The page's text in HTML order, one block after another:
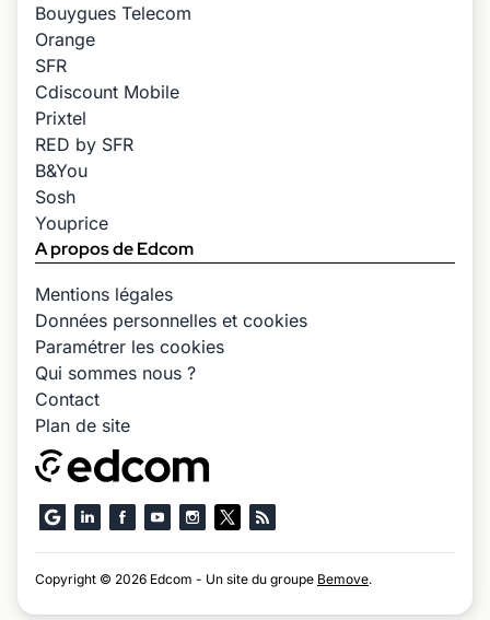
Bouygues Telecom
Orange
SFR
Cdiscount Mobile
Prixtel
RED by SFR
B&You
Sosh
Youprice
A propos de Edcom
Mentions légales
Données personnelles et cookies
Paramétrer les cookies
Qui sommes nous ?
Contact
Plan de site
Copyright © 2026 Edcom - Un site du groupe Bemove.